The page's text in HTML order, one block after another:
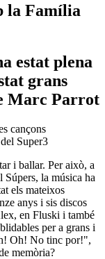
la Família
estat plena
grans
Marc Parrot
Super3
i ballar. Per això, a
Súpers, la música ha
els mateixos
anys i sis discos
en Fluski i també
per a grans i
Oh! No tinc por!",
memòria?